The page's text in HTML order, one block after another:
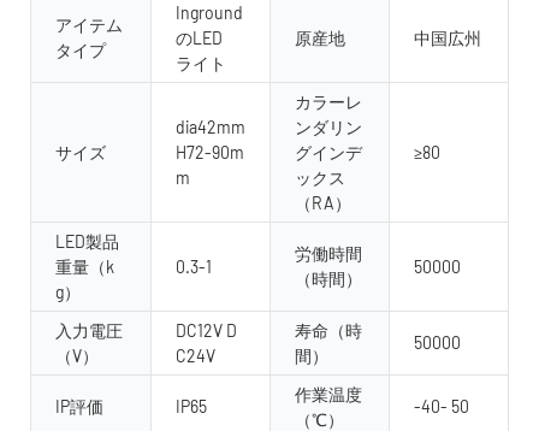
アイテム
タイプ
Inground
のLED
ライト
原産地 中国広州
サイズ
dia42mm
H72-90m
m
カラーレ
ンダリン
グインデ
ックス
（RA）
≥80
LED製品
重量（k
g）
0.3-1
労働時間
（時間）
50000
入力電圧
（V）
DC12V D
C24V
寿命（時
間）
50000
IP評価 IP65
作業温度
（℃）
-40- 50